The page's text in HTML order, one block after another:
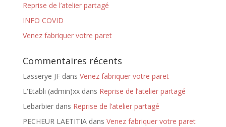
Reprise de l’atelier partagé
INFO COVID
Venez fabriquer votre paret
Commentaires récents
Lasserye JFdans Venez fabriquer votre paret
L'Etabli (admin)xxdans Reprise de l’atelier partagé
Lebarbierdans Reprise de l’atelier partagé
PECHEUR LAETITIAdans Venez fabriquer votre paret